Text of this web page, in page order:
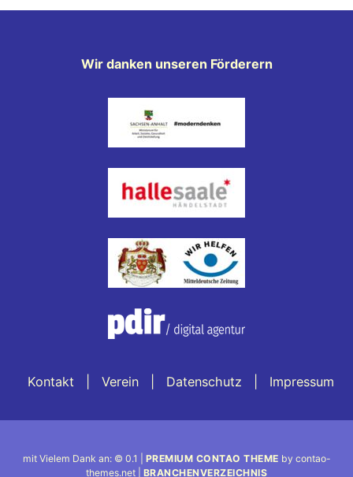
Wir danken unseren Förderern
Kontakt Verein Datenschutz Impressum
mit Vielem Dank an: © 0.1 | PREMIUM CONTAO THEME by contao-
themes.net | BRANCHENVERZEICHNIS